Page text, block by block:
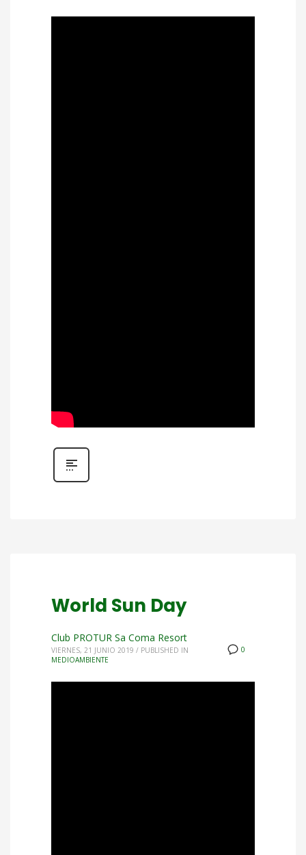
World Sun Day
0
Club PROTUR Sa Coma Resort
VIERNES, 21 JUNIO 2019 / PUBLISHED IN
MEDIOAMBIENTE